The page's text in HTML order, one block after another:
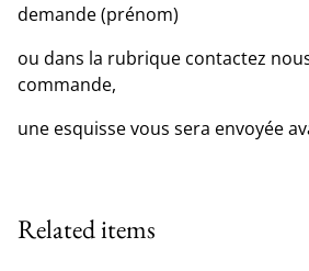
demande (prénom)
ou dans la rubrique contactez
commande,
une esquisse vous sera envoyée
Related items